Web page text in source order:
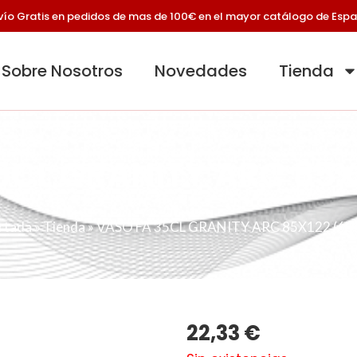
Gratis en pedidos de mas de 100€ en el mayor catálogo de
Sobre Nosotros Novedades Tienda
GRANITY ARC
»Tienda»VASO FA 35CL GRANITY ARC 85X122
22,33€